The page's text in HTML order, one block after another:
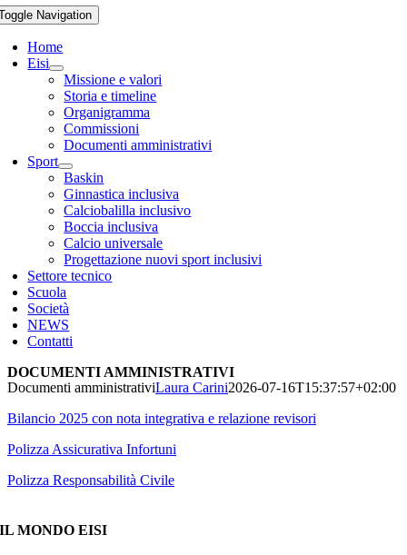
Navigation
Home
Eisi
Missione e valori
Storia e timeline
Organigramma
Commissioni
Documenti amministrativi
Sport
Baskin
Ginnastica inclusiva
Calciobalilla inclusivo
Boccia inclusiva
Calcio universale
Progettazione nuovi sport inclusivi
Settore tecnico
Scuola
Società
NEWS
Contatti
DOCUMENTI AMMINISTRATIVI
Documenti amministrativiLaura Carini2026-07-16T15:37:57+02:00
Bilancio 2025 con nota integrativa e relazione revisori
Polizza Assicurativa Infortuni
Polizza Responsabilità Civile
IL MONDO EISI